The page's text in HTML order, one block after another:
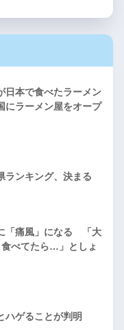
日本で食べたラーメン
にラーメン屋をオープ
ランキング、決まる
「痛風」になる 「大
べてたら…」としょ
ハゲることが判明